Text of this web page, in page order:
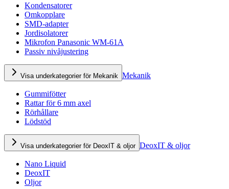
Kondensatorer
Omkopplare
SMD-adapter
Jordisolatorer
Mikrofon Panasonic WM-61A
Passiv nivåjustering
Visa underkategorier för Mekanik Mekanik
Gummifötter
Rattar för 6 mm axel
Rörhållare
Lödstöd
Visa underkategorier för DeoxIT & oljor DeoxIT & oljor
Nano Liquid
DeoxIT
Oljor